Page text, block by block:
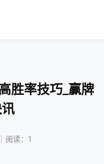
胜率技巧_赢牌
阅读：1